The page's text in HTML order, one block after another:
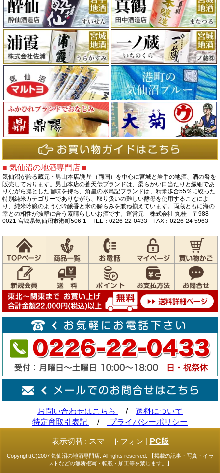
■ 気仙沼の地酒専門店 ■
気仙沼が誇る蔵元・男山本店/角星（両国）を中心に宮城と岩手の地酒、酒の肴を
販売しております。男山本店の蒼天伝ブランドは、柔らかい口当たりと繊細であ
りながら凛とした旨味を持ち、角星の水鳥記ブランドは、精米歩合55％に絞った
特別純米カテゴリーでありながら、取り扱いの難しい酵母を使用することによ
り、純米吟醸のような吟醸香と米の膨らみを兼ね揃えています。両蔵ともに海の
幸との相性が抜群に合う素晴らしいお酒です。運営元 株式会社 丸桂 〒988-
0021 宮城県気仙沼市港町506-1 TEL：0226-22-0433 FAX：0226-24-5963
お問い合わせはこちら / 送料について
特定商取引表記
/ プライバシーポリシー
表示切替 : スマートフォン PC版
Copyright(C)2007 気仙沼の地酒専門店. All rights reserved. 【掲載の記事・写真・イラ
ストなどの無断複写・転載・加工等を禁じます。】